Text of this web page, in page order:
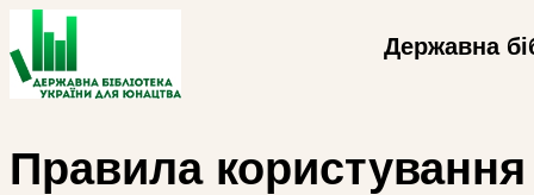
Державна
Правила